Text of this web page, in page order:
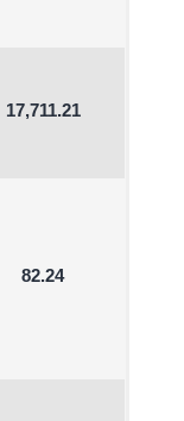
17,711.21
82.24